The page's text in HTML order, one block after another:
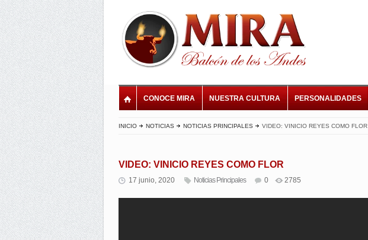
CONOCE MIRA NUESTRA CULTURA PERSONALIDADES
INICIO NOTICIAS NOTICIAS PRINCIPALES VIDEO: VINICIO REYES COMO FLOR
VIDEO: VINICIO REYES COMO FLOR
17 junio, 2020 Noticias Principales 0 2785